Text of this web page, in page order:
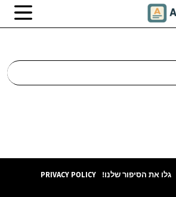
גלו את הסיפור שלנו! PRIVACY POLICY